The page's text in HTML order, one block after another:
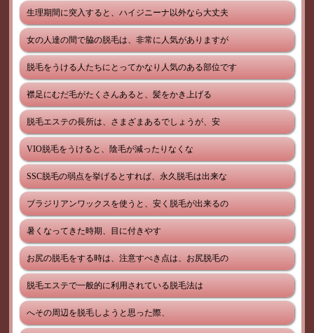
生理期間に突入すると、ハイジニーナ以外なら大丈夫
女の人達の間で脇の脱毛は、非常に人気がありますが
脱毛をうける人たちにとってかなり人気のある部位です
襟足にむだ毛がたくさんあると、髪をかき上げる
脱毛エステの長所は、さまざまあるでしょうが、安
VIO脱毛をうけると、陰毛が減ったりなくな
SSC脱毛の弱点を挙げるとすれば、永久脱毛は出来な
ブラジリアンワックスを使うと、安く脱毛が出来るの
暑くなってきた時期、目に付きやす
お尻の脱毛をする時は、注意すべき点は、お尻脱毛の
脱毛エステで一般的に利用されている脱毛法は
へその周辺を脱毛しようと思った際、